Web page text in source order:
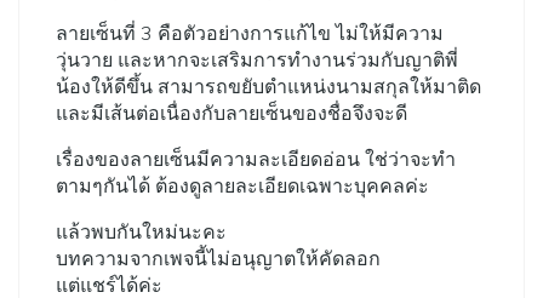
ลายเซ็นที่ 3 คือตัวอย่างการแก้ไข ไม่ให้มีความ
วุ่นวาย และหากจะเสริมการทำงานร่วมกับญาติพี่
น้องให้ดีขึ้น สามารถขยับตำแหน่งนามสกุลให้มาติด
และมีเส้นต่อเนื่องกับลายเซ็นของชื่อจึงจะดี
เรื่องของลายเซ็นมีความละเอียดอ่อน ใช่ว่าจะทำ
ตามๆกันได้ ต้องดูลายละเอียดเฉพาะบุคคลค่ะ
แล้วพบกันใหม่นะคะ
บทความจากเพจนี้ไม่อนุญาตให้คัดลอก
แต่แชร์ได้ค่ะ